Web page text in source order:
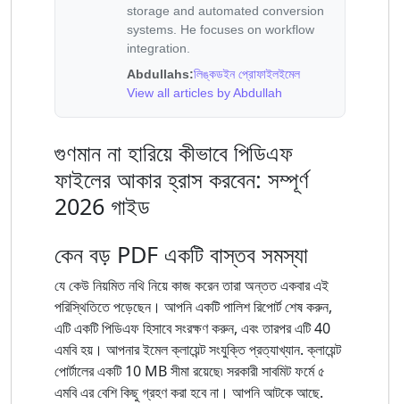
storage and automated conversion
systems. He focuses on workflow
integration.
Abdullahs:লিঙ্কডইন প্রোফাইলইমেল
View all articles by Abdullah
গুণমান না হারিয়ে কীভাবে পিডিএফ
ফাইলের আকার হ্রাস করবেন: সম্পূর্ণ
2026 গাইড
কেন বড় PDF একটি বাস্তব সমস্যা
যে কেউ নিয়মিত নথি নিয়ে কাজ করেন তারা অন্তত একবার এই
পরিস্থিতিতে পড়েছেন। আপনি একটি পালিশ রিপোর্ট শেষ করুন,
এটি একটি পিডিএফ হিসাবে সংরক্ষণ করুন, এবং তারপর এটি 40
এমবি হয়। আপনার ইমেল ক্লায়েন্ট সংযুক্তি প্রত্যাখ্যান. ক্লায়েন্ট
পোর্টালের একটি 10 ​​MB সীমা রয়েছে৷ সরকারী সাবমিট ফর্মে ৫
এমবি এর বেশি কিছু গ্রহণ করা হবে না। আপনি আটকে আছে.